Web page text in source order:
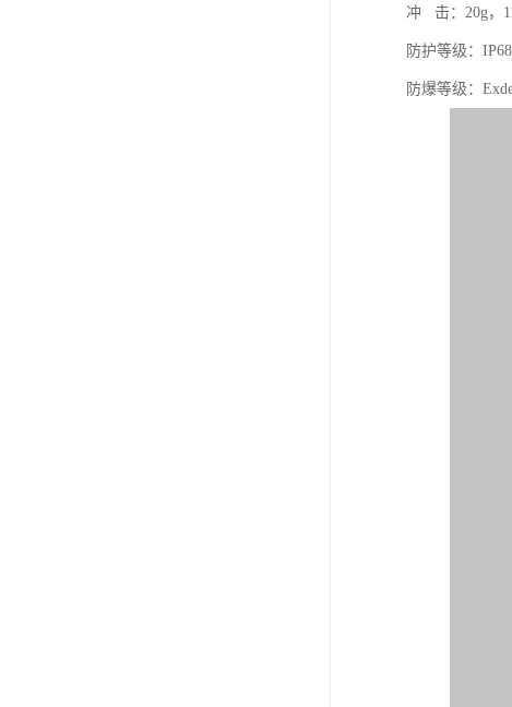
冲 击：20g，
防护等级：IP68
防爆等级：